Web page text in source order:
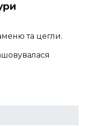
та цегли.